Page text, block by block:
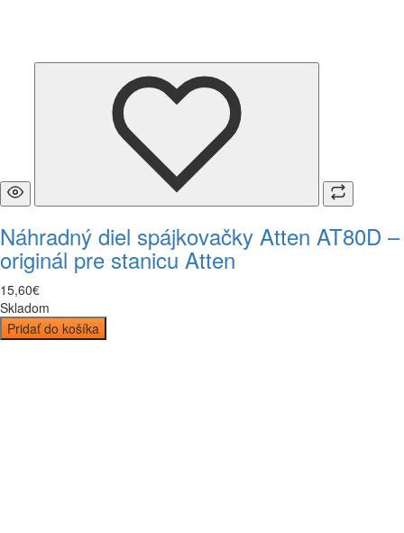
Náhradný diel spájkovačky Atten AT80D –
originál pre stanicu Atten
15,60€
Skladom
Pridať do košíka